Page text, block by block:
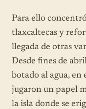
Para ello
tlaxcaltecas y
llegada de otras
Desde fines de
botado al agua, en
jugaron un papel
la isla donde se